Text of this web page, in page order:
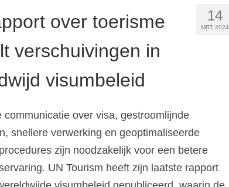
14
MRT 2024
over toerisme
verschuivingen in
visumbeleid
communicatie over visa, gestroomlijnde
snellere verwerking en geoptimaliseerde
zijn noodzakelijk voor een betere
UN Tourism heeft zijn laatste rapport